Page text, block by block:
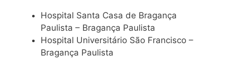
Hospital Santa Casa de Bragança
Paulista – Bragança Paulista
Hospital Universitário São Francisco –
Bragança Paulista